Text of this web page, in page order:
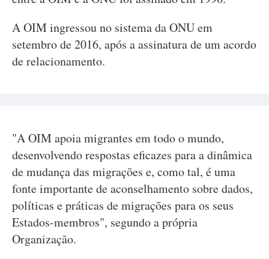
A OIM ingressou no sistema da ONU em
setembro de 2016, após a assinatura de um acordo
de relacionamento.
"A OIM apoia migrantes em todo o mundo,
desenvolvendo respostas eficazes para a dinâmica
de mudança das migrações e, como tal, é uma
fonte importante de aconselhamento sobre dados,
políticas e práticas de migrações para os seus
Estados-membros", segundo a própria
Organização.